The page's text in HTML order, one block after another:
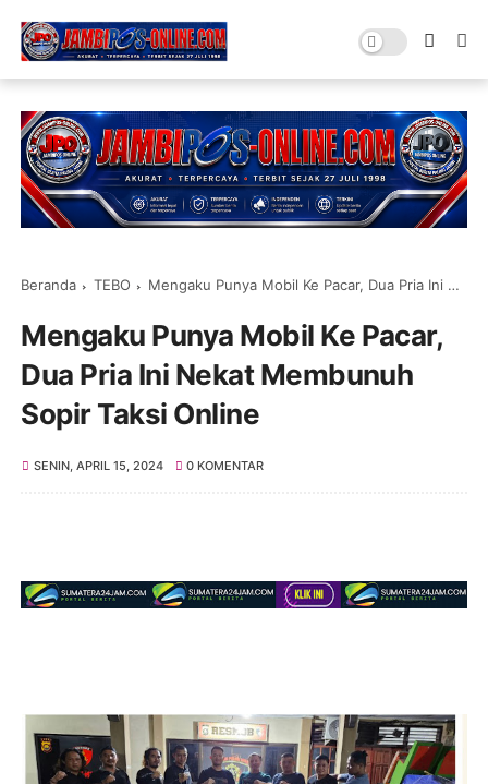
Beranda TEBO Mengaku Punya Mobil Ke Pacar, Dua Pria Ini Nekat Membunuh Sopir Taksi Online
Mengaku Punya Mobil Ke Pacar,
Dua Pria Ini Nekat Membunuh
Sopir Taksi Online
SENIN, APRIL 15, 2024 0 KOMENTAR